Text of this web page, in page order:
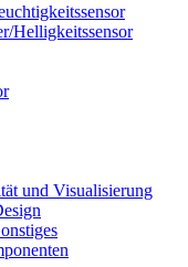
Helligkeitssensor
und Visualisierung